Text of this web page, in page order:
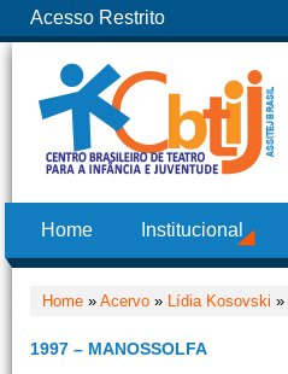
Acesso Restrito
Home Institucional
Home » Acervo » Lídia Kosovski »
1997 – MANOSSOLFA